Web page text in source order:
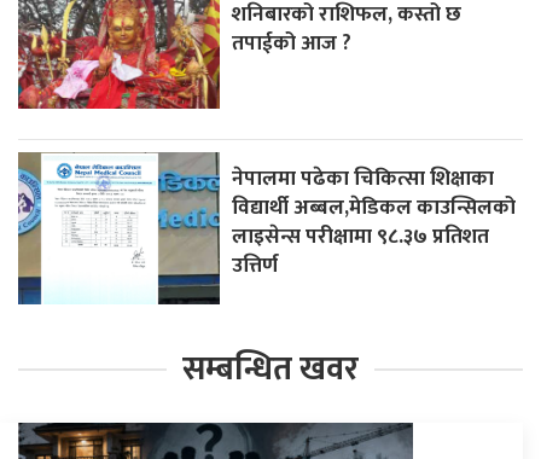
शनिबारको राशिफल, कस्तो छ
तपाईको आज ?
नेपालमा पढेका चिकित्सा शिक्षाका
विद्यार्थी अब्बल,मेडिकल काउन्सिलको
लाइसेन्स परीक्षामा ९८.३७ प्रतिशत
उत्तिर्ण
सम्बन्धित खवर